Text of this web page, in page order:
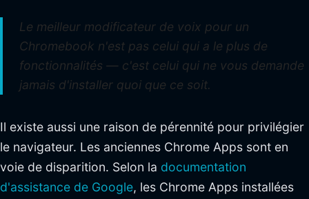
Le meilleur modificateur de voix pour un
Chromebook n'est pas celui qui a le plus de
fonctionnalités — c'est celui qui ne vous demande
jamais d'installer quoi que ce soit.
Il existe aussi une raison de pérennité pour privilégier
le navigateur. Les anciennes Chrome Apps sont en
voie de disparition. Selon la documentation
d'assistance de Google, les Chrome Apps installées